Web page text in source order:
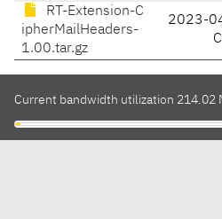
RT-Extension-C
ipherMailHeaders-
1.00.tar.gz
2023-
Current bandwidth utilization 214.02